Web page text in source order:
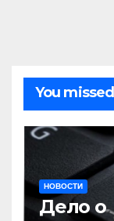
You missed
НОВОСТИ
Дело о